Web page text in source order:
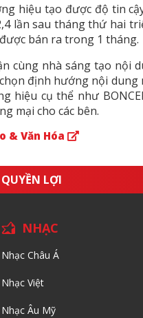
hiệu tạo được độ tin
lần sau tháng thứ hai
bán ra trong 1 tháng.
cùng nhà sáng tạo nội
định hướng nội
hiệu cụ thể như
mại cho các bên.
& Văn Hóa
QUYỀN LỢI
NHẠC
Nhạc Châu Á
Nhạc Việt
Nhạc Âu Mỹ